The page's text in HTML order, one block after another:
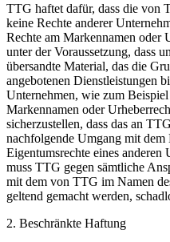
TTG haftet dafür, dass die von
keine Rechte anderer
Rechte am Markennamen oder
unter der Voraussetzung, dass
übersandte Material, das die
angebotenen Dienstleistungen
Unternehmen, wie zum
Markennamen oder
sicherzustellen, dass das an
nachfolgende Umgang mit
Eigentumsrechte eines
muss TTG gegen sämtliche
mit dem von TTG im Namen
geltend gemacht werden,
2. Beschränkte Haftung